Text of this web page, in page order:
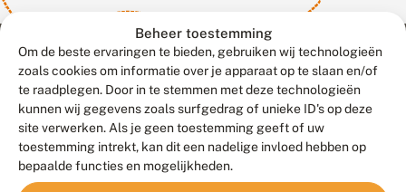
Beheer toestemming
Om de beste ervaringen te bieden, gebruiken wij technologieën
zoals cookies om informatie over je apparaat op te slaan en/of
te raadplegen. Door in te stemmen met deze technologieën
kunnen wij gegevens zoals surfgedrag of unieke ID's op deze
site verwerken. Als je geen toestemming geeft of uw
toestemming intrekt, kan dit een nadelige invloed hebben op
bepaalde functies en mogelijkheden.
Contact
Meld waarnemingen© 2026 Vlinderstichting
Duurzaam ontwikkeld door
Go2People
, ontworpen door
Blue Field Agency
Privacy
Disclaimer